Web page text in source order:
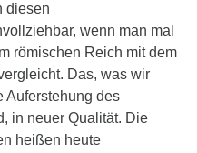
diesen
wenn man mal
römischen Reich mit dem
Das, was wir
Auferstehung des
in neuer Qualität. Die
heißen heute